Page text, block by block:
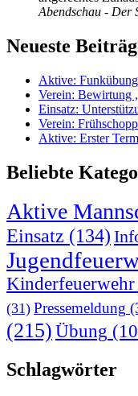
Abendschau - Der
Neueste
Aktive:
Verein: Bewirtung
Einsatz:
Verein:
Aktive: Erster
Beliebte
Aktive
Einsatz (134)
Kinderfeuerwehr
(31) Pressemeldung
(215)Übung
Schlagwörter